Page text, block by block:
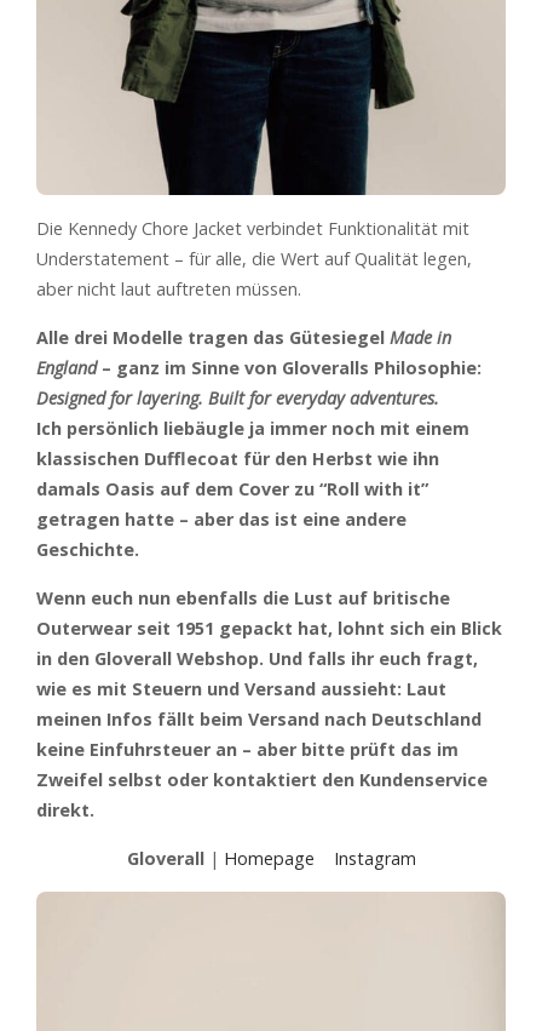
Die Kennedy Chore Jacket verbindet Funktionalität mit
Understatement – für alle, die Wert auf Qualität legen,
aber nicht laut auftreten müssen.
Alle drei Modelle tragen das Gütesiegel Made in
England– ganz im Sinne von Gloveralls Philosophie:
Designed for layering. Built for everyday adventures.
Ich persönlich liebäugle ja immer noch mit einem
klassischen Dufflecoat für den Herbst wie ihn
damals Oasis auf dem Cover zu “Roll with it”
getragen hatte – aber das ist eine andere
Geschichte.
Wenn euch nun ebenfalls die Lust auf britische
Outerwear seit 1951 gepackt hat, lohnt sich ein Blick
in den Gloverall Webshop. Und falls ihr euch fragt,
wie es mit Steuern und Versand aussieht: Laut
meinen Infos fällt beim Versand nach Deutschland
keine Einfuhrsteuer an – aber bitte prüft das im
Zweifel selbst oder kontaktiert den Kundenservice
direkt.
Gloverall | Homepage Instagram